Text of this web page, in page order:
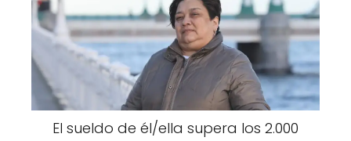
El sueldo de él/ella supera los 2.000